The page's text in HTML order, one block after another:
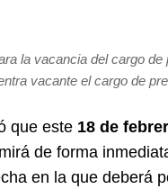
la vacancia del cargo
vacante el cargo de
que este 18 de
de forma
en la que deberá